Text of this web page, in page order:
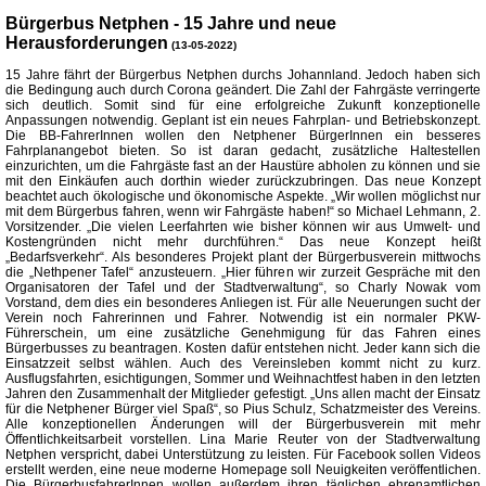
Bürgerbus Netphen - 15 Jahre und neue
Herausforderungen (13-05-2022)
15 Jahre fährt der Bürgerbus Netphen durchs Johannland. Jedoch haben sich
die Bedingung auch durch Corona geändert. Die Zahl der Fahrgäste verringerte
sich deutlich. Somit sind für eine erfolgreiche Zukunft konzeptionelle
Anpassungen notwendig. Geplant ist ein neues Fahrplan- und Betriebskonzept.
Die BB-FahrerInnen wollen den Netphener BürgerInnen ein besseres
Fahrplanangebot bieten. So ist daran gedacht, zusätzliche Haltestellen
einzurichten, um die Fahrgäste fast an der Haustüre abholen zu können und sie
mit den Einkäufen auch dorthin wieder zurückzubringen. Das neue Konzept
beachtet auch ökologische und ökonomische Aspekte. „Wir wollen möglichst nur
mit dem Bürgerbus fahren, wenn wir Fahrgäste haben!“ so Michael Lehmann, 2.
Vorsitzender. „Die vielen Leerfahrten wie bisher können wir aus Umwelt- und
Kostengründen nicht mehr durchführen.“ Das neue Konzept heißt
„Bedarfsverkehr“. Als besonderes Projekt plant der Bürgerbusverein mittwochs
die „Nethpener Tafel“ anzusteuern. „Hier führen wir zurzeit Gespräche mit den
Organisatoren der Tafel und der Stadtverwaltung“, so Charly Nowak vom
Vorstand, dem dies ein besonderes Anliegen ist. Für alle Neuerungen sucht der
Verein noch Fahrerinnen und Fahrer. Notwendig ist ein normaler PKW-
Führerschein, um eine zusätzliche Genehmigung für das Fahren eines
Bürgerbusses zu beantragen. Kosten dafür entstehen nicht. Jeder kann sich die
Einsatzzeit selbst wählen. Auch des Vereinsleben kommt nicht zu kurz.
Ausflugsfahrten, esichtigungen, Sommer und Weihnachtfest haben in den letzten
Jahren den Zusammenhalt der Mitglieder gefestigt. „Uns allen macht der Einsatz
für die Netphener Bürger viel Spaß“, so Pius Schulz, Schatzmeister des Vereins.
Alle konzeptionellen Änderungen will der Bürgerbusverein mit mehr
Öffentlichkeitsarbeit vorstellen. Lina Marie Reuter von der Stadtverwaltung
Netphen verspricht, dabei Unterstützung zu leisten. Für Facebook sollen Videos
erstellt werden, eine neue moderne Homepage soll Neuigkeiten veröffentlichen.